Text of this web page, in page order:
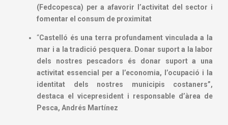
(Fedcopesca) per a afavorir l’activitat del sector i
fomentar el consum de proximitat
“Castelló és una terra profundament vinculada a la
mar i a la tradició pesquera. Donar suport a la labor
dels nostres pescadors és donar suport a una
activitat essencial per a l’economia, l’ocupació i la
identitat dels nostres municipis costaners”,
destaca el vicepresident i responsable d’àrea de
Pesca, Andrés Martínez